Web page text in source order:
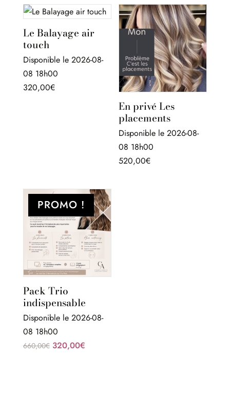
Le Balayage air
touch
Disponible le 2026-08-
08 18h00
320,00€
En privé Les
placements
Disponible le 2026-08-
08 18h00
520,00€
PROMO !
Pack Trio
indispensable
Disponible le 2026-08-
08 18h00
660,00€ Le
320,00€Le